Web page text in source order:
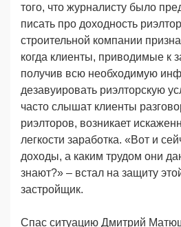
того, что журналисту было
писать про доходность
строительной компании
когда клиенты, приводимые к
получив всю необходимую
дезавуировать риэлторскую
часто слышат клиенты
риэлторов, возникает
легкости заработка. «Вот и
доходы, а каким трудом они
знают?» – встал на защиту
застройщик.
Спас ситуацию Дмитрий